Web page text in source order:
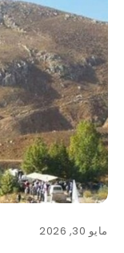
مايو 30, 2026